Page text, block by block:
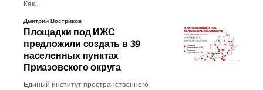
Как…
Дмитрий Востриков
Площадки под ИЖС
предложили создать в 39
населенных пунктах
Приазовского округа
Единый институт пространственного